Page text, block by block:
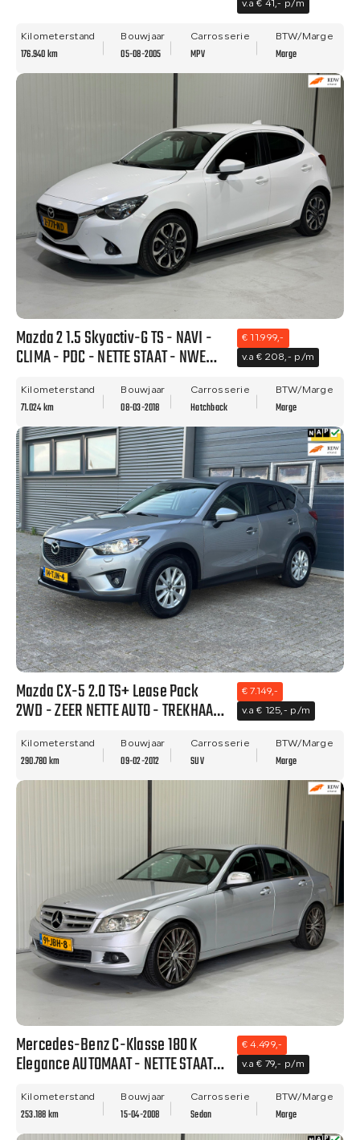
v.a € 41,- p/m
Kilometerstand
176.940 km
Bouwjaar
05-08-2005
Carrosserie
MPV
BTW/Marge
Marge
Mazda 2 1.5 Skyactiv-G TS - NAVI -
CLIMA - PDC - NETTE STAAT - NWE
€ 11.999,-
v.a € 208,- p/m
Kilometerstand
71.024 km
Bouwjaar
08-03-2018
Carrosserie
Hatchback
BTW/Marge
Marge
Mazda CX-5 2.0 TS+ Lease Pack
2WD - ZEER NETTE AUTO - TREKHAAK
€ 7.149,-
v.a € 125,- p/m
Kilometerstand
290.780 km
Bouwjaar
09-02-2012
Carrosserie
SUV
BTW/Marge
Marge
Mercedes-Benz C-Klasse 180 K
Elegance AUTOMAAT - NETTE STAAT-
€ 4.499,-
v.a € 79,- p/m
Kilometerstand
253.188 km
Bouwjaar
15-04-2008
Carrosserie
Sedan
BTW/Marge
Marge